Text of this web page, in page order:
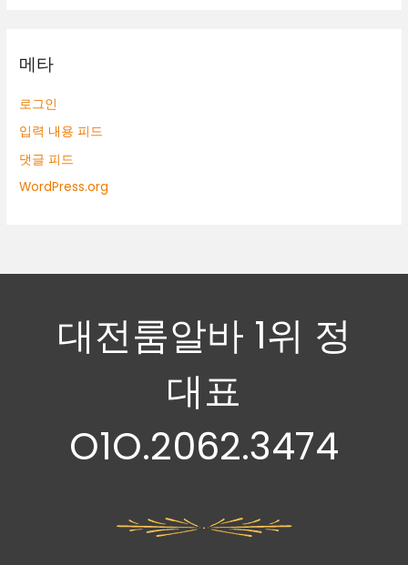
메타
로그인
입력 내용 피드
댓글 피드
WordPress.org
대전룸알바 1위 정
대표
O1O.2062.3474